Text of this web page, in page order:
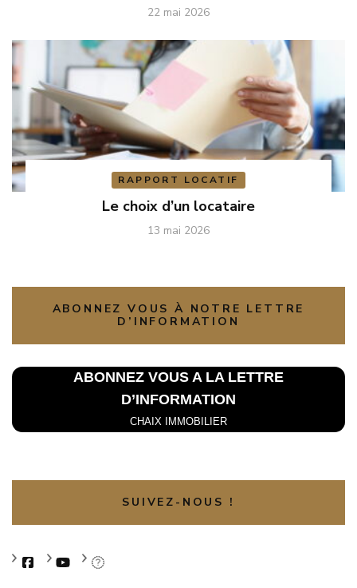
22 mai 2026
RAPPORT LOCATIF
Le choix d’un locataire
13 mai 2026
ABONNEZ VOUS À NOTRE LETTRE
D’INFORMATION
ABONNEZ VOUS A LA LETTRE
D’INFORMATION
CHAIX IMMOBILIER
SUIVEZ-NOUS !